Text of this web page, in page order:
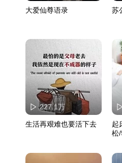
大爱仙尊语录 苏
227.1万
生活再艰难也要活下去
起
松